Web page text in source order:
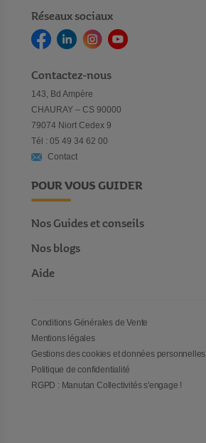
Réseaux sociaux
Contactez-nous
143, Bd Ampère
CHAURAY – CS 90000
79074 Niort Cedex 9
Tél : 05 49 34 62 00
Contact
POUR VOUS GUIDER
Nos Guides et conseils
Nos blogs
Aide
Conditions Générales de Vente
Mentions légales
Gestions des cookies et données personnelles
Politique de confidentialité
RGPD : Manutan Collectivités s'engage !